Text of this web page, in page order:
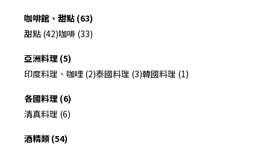
咖啡館、甜點 (63)
甜點 (42)咖啡 (33)
亞洲料理 (5)
印度料理、咖哩 (2)泰國料理 (3)韓國料理 (1)
各國料理 (6)
清真料理 (6)
酒精類 (54)